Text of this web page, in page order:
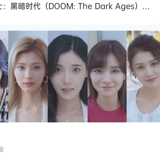
毁灭战士：黑暗时代（DOOM: The Dark Ages）免安装中文版